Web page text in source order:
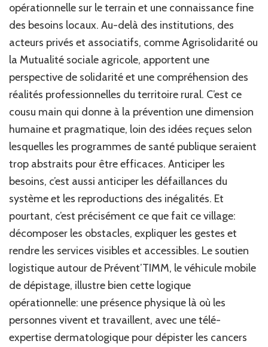
opérationnelle sur le terrain et une connaissance fine
des besoins locaux. Au-delà des institutions, des
acteurs privés et associatifs, comme Agrisolidarité ou
la Mutualité sociale agricole, apportent une
perspective de solidarité et une compréhension des
réalités professionnelles du territoire rural. C’est ce
cousu main qui donne à la prévention une dimension
humaine et pragmatique, loin des idées reçues selon
lesquelles les programmes de santé publique seraient
trop abstraits pour être efficaces. Anticiper les
besoins, c’est aussi anticiper les défaillances du
système et les reproductions des inégalités. Et
pourtant, c’est précisément ce que fait ce village:
décomposer les obstacles, expliquer les gestes et
rendre les services visibles et accessibles. Le soutien
logistique autour de Prévent’TIMM, le véhicule mobile
de dépistage, illustre bien cette logique
opérationnelle: une présence physique là où les
personnes vivent et travaillent, avec une télé-
expertise dermatologique pour dépister les cancers